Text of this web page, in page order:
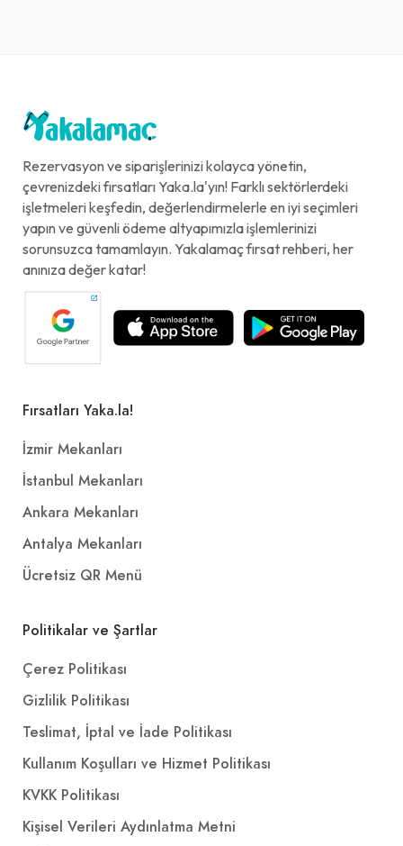
Rezervasyon ve siparişlerinizi kolayca yönetin,
çevrenizdeki fırsatları Yaka.la'yın! Farklı sektörlerdeki
işletmeleri keşfedin, değerlendirmelerle en iyi seçimleri
yapın ve güvenli ödeme altyapımızla işlemlerinizi
sorunsuzca tamamlayın. Yakalamaç fırsat rehberi, her
anınıza değer katar!
Fırsatları Yaka.la!
İzmir Mekanları
İstanbul Mekanları
Ankara Mekanları
Antalya Mekanları
Ücretsiz QR Menü
Politikalar ve Şartlar
Çerez Politikası
Gizlilik Politikası
Teslimat, İptal ve İade Politikası
Kullanım Koşulları ve Hizmet Politikası
KVKK Politikası
Kişisel Verileri Aydınlatma Metni